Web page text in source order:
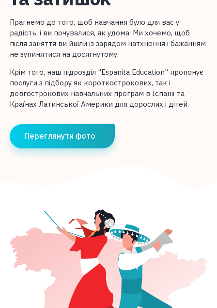
Прагнемо до того, щоб навчання було для вас у
радість, і ви почувалися, як удома. Ми хочемо, щоб
після заняття ви йшли із зарядом натхнення і бажанням
не зупинятися на досягнутому.
Крім того, наш підрозділ "Espanita Education" пропонує
послуги з підбору як короткострокових, так і
довгострокових навчальних програм в Іспанії та
Країнах Латинської Америки для дорослих і дітей.
Переглянути фото